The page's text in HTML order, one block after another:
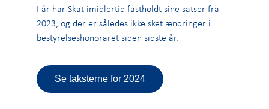
I år har Skat imidlertid fastholdt sine satser fra
2023, og der er således ikke sket ændringer i
bestyrelseshonoraret siden sidste år.
Se taksterne for 2024